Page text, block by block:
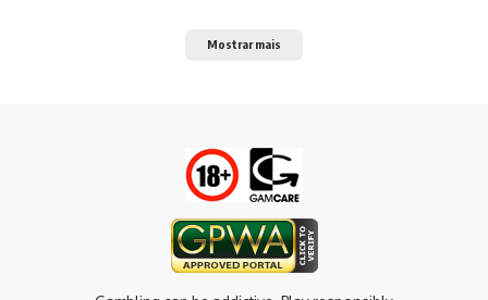
Mostrar mais